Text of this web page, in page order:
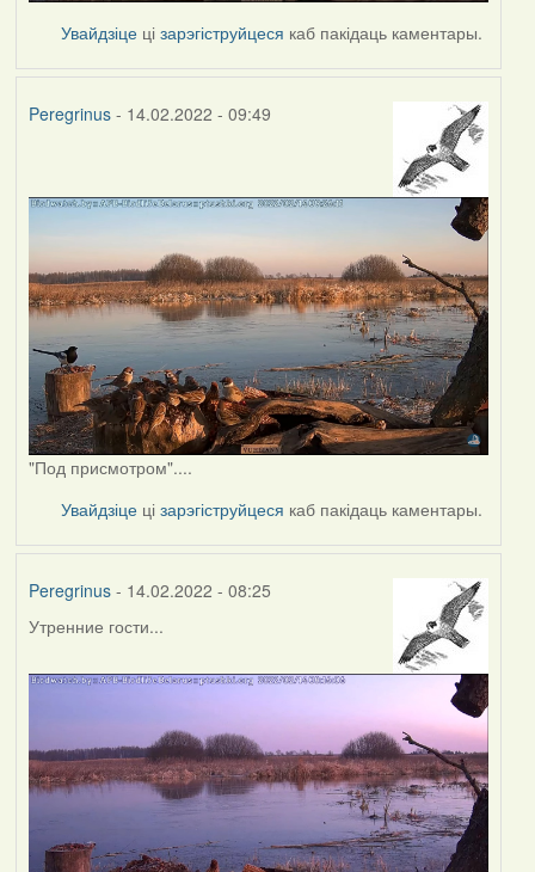
Увайдзіце цізарэгіструйцеся каб пакідаць каментары.
Peregrinus- 14.02.2022 - 09:49
"Под присмотром"....
Увайдзіце цізарэгіструйцеся каб пакідаць каментары.
Peregrinus- 14.02.2022 - 08:25
Утренние гости...